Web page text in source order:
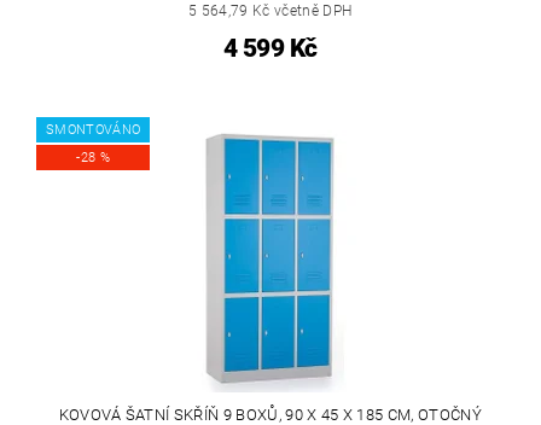
5 564,79 Kč včetně DPH
4 599 Kč
SMONTOVÁNO
-28 %
KOVOVÁ ŠATNÍ SKŘÍŇ 9 BOXŮ, 90 X 45 X 185 CM, OTOČNÝ